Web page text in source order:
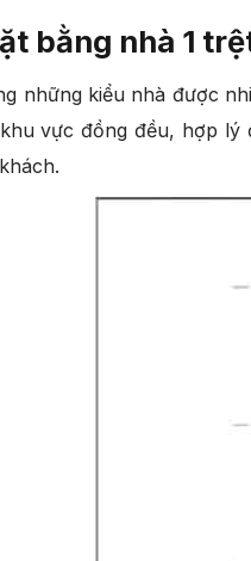
bằng nhà 1
những kiểu nhà được
vực đồng đều, hợp lý